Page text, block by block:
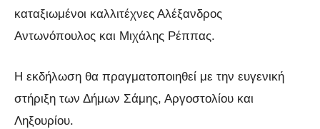
καταξιωμένοι καλλιτέχνες Αλέξανδρος
Αντωνόπουλος και Μιχάλης Ρέππας.
Η εκδήλωση θα πραγματοποιηθεί με την ευγενική
στήριξη των Δήμων Σάμης, Αργοστολίου και
Ληξουρίου.